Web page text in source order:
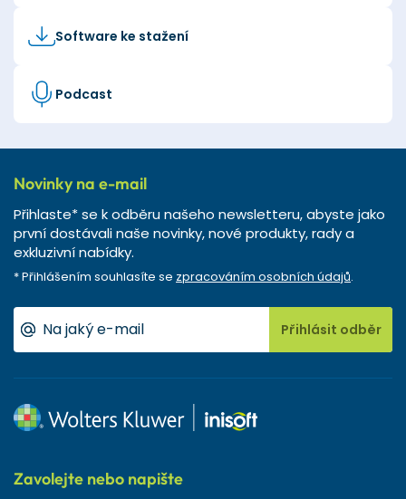
Software ke stažení
Podcast
Novinky na e-mail
Přihlaste* se k odběru našeho newsletteru, abyste jako
první dostávali naše novinky, nové produkty, rady a
exkluzivní nabídky.
* Přihlášením souhlasíte se zpracováním osobních údajů.
Přihlásit odběr
Zavolejte nebo napište